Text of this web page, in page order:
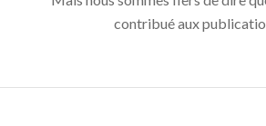
contribué aux